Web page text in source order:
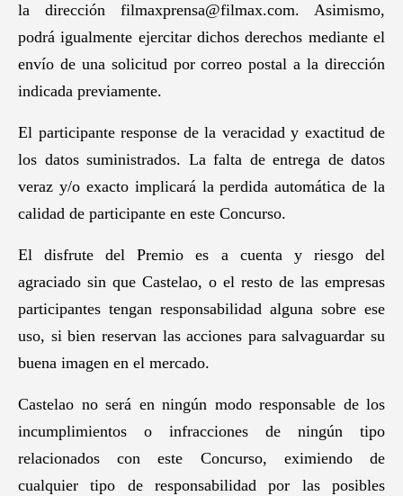
la dirección filmaxprensa@filmax.com. Asimismo,
podrá igualmente ejercitar dichos derechos mediante el
envío de una solicitud por correo postal a la dirección
indicada previamente.
El participante response de la veracidad y exactitud de
los datos suministrados. La falta de entrega de datos
veraz y/o exacto implicará la perdida automática de la
calidad de participante en este Concurso.
El disfrute del Premio es a cuenta y riesgo del
agraciado sin que Castelao, o el resto de las empresas
participantes tengan responsabilidad alguna sobre ese
uso, si bien reservan las acciones para salvaguardar su
buena imagen en el mercado.
Castelao no será en ningún modo responsable de los
incumplimientos o infracciones de ningún tipo
relacionados con este Concurso, eximiendo de
cualquier tipo de responsabilidad por las posibles